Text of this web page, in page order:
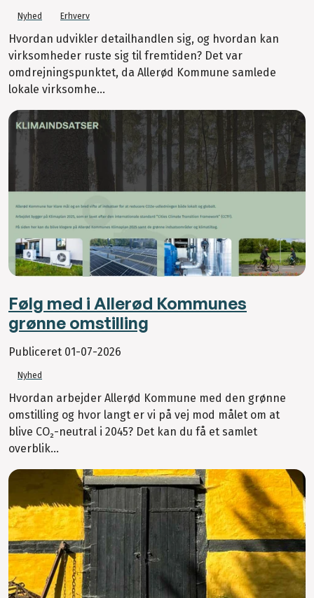
Nyhed Erhverv
Hvordan udvikler detailhandlen sig, og hvordan kan
virksomheder ruste sig til fremtiden? Det var
omdrejningspunktet, da Allerød Kommune samlede
lokale virksomhe...
Følg med i Allerød Kommunes
grønne omstilling
Publiceret 01-07-2026
Nyhed
Hvordan arbejder Allerød Kommune med den grønne
omstilling og hvor langt er vi på vej mod målet om at
blive CO₂-neutral i 2045? Det kan du få et samlet
overblik...